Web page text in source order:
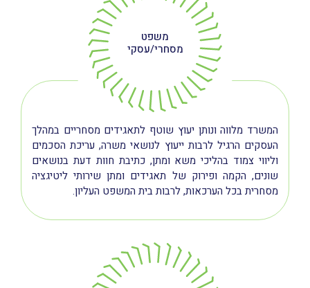
משפט
מסחרי/עסקי
המשרד מלווה ונותן יעוץ שוטף לתאגידים מסחריים במהלך
העסקים הרגיל לרבות ייעוץ לנושאי משרה, עריכת הסכמים
וליווי צמוד בהליכי משא ומתן, כתיבת חוות דעת בנושאים
שונים, הקמה ופירוק של תאגידים ומתן שירותי ליטיגציה
מסחרית בכל הערכאות, לרבות בית המשפט העליון.